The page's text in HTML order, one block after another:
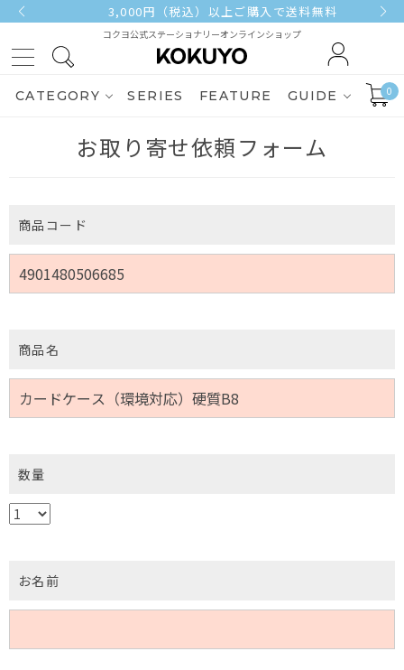
3,000円（税込）以上ご購入で送料無料
コクヨ公式ステーショナリーオンラインショップ
CATEGORY SERIES FEATURE GUIDE 0
お取り寄せ依頼フォーム
商品コード
商品名
数量
お名前